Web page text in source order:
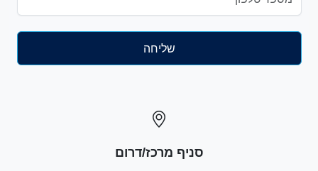
סניף מרכז/דרום